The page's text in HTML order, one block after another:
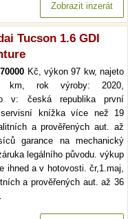
Zobrazit inzerát
Tucson 1.6 GDI
Kč, výkon 97 kw, najeto
km, rok výroby: 2020,
v: česká republika první
knížka více než 19
a prověřených aut. až
garance na mechanický
legálního původu. výkup
ihned a v hotovosti. čr,1.maj,
a prověřených aut. až 36